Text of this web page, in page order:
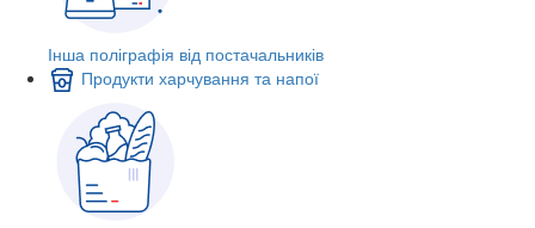
Інша поліграфія від постачальників
Продукти харчування та напої